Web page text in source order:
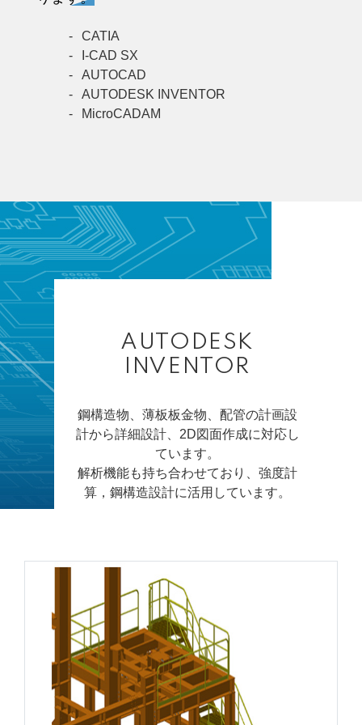
CATIA
I-CAD SX
AUTOCAD
AUTODESK INVENTOR
MicroCADAM
AUTODESK
INVENTOR
鋼構造物、薄板板金物、配管の計画設
計から詳細設計、2D図面作成に対応し
ています。
解析機能も持ち合わせており、強度計
算，鋼構造設計に活用しています。